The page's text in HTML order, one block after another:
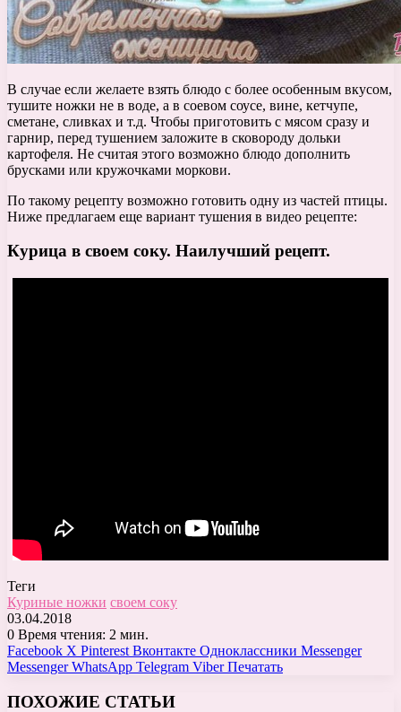
В случае если желаете взять блюдо с более особенным вкусом,
тушите ножки не в воде, а в соевом соусе, вине, кетчупе,
сметане, сливках и т.д. Чтобы приготовить с мясом сразу и
гарнир, перед тушением заложите в сковороду дольки
картофеля. Не считая этого возможно блюдо дополнить
брусками или кружочками моркови.
По такому рецепту возможно готовить одну из частей птицы.
Ниже предлагаем еще вариант тушения в видео рецепте:
Курица в своем соку. Наилучший рецепт.
Теги
Куриные ножки своем соку
03.04.2018
0 Время чтения: 2 мин.
Facebook X Pinterest Вконтакте Одноклассники Messenger
Messenger WhatsApp Telegram Viber Печатать
ПОХОЖИЕ СТАТЬИ